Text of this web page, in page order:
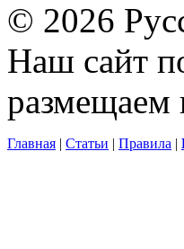
© 2026
Наш сайт
размещаем
Главная | Статьи | Правила |